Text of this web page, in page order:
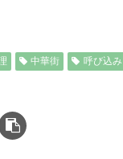
中華街 呼び込み